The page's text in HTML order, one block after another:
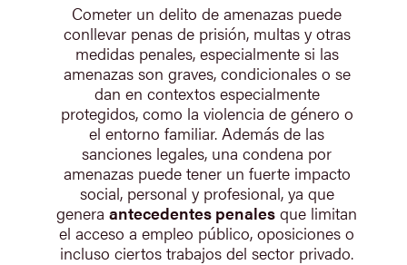
Cometer un delito de amenazas puede
conllevar penas de prisión, multas y otras
medidas penales, especialmente si las
amenazas son graves, condicionales o se
dan en contextos especialmente
protegidos, como la violencia de género o
el entorno familiar. Además de las
sanciones legales, una condena por
amenazas puede tener un fuerte impacto
social, personal y profesional, ya que
generaantecedentes penales que limitan
el acceso a empleo público, oposiciones o
incluso ciertos trabajos del sector privado.